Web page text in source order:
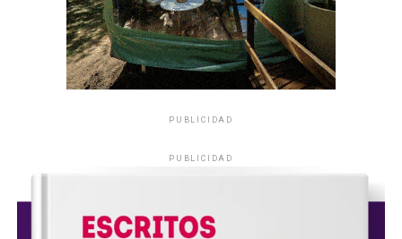
PUBLICIDAD
PUBLICIDAD